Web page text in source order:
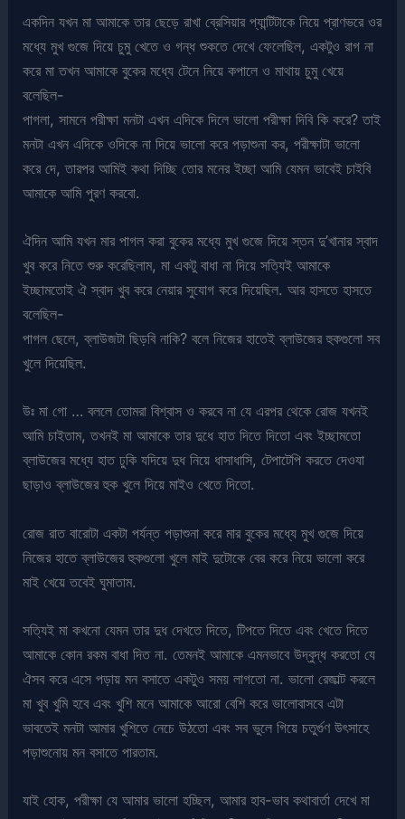
একদিন যখন মা আমাকে তার ছেড়ে রাখা ব্রেসিয়ার প্যান্টিটাকে নিয়ে প্রাণভরে ওর
মধ্যে মুখ গুজে দিয়ে চুমু খেতে ও গন্ধ শুকতে দেখে ফেলেছিল, একটুও রাগ না
করে মা তখন আমাকে বুকের মধ্যে টেনে নিয়ে কপালে ও মাথায় চুমু খেয়ে
বলেছিল-
পাগলা, সামনে পরীক্ষা মনটা এখন এদিকে দিলে ভালো পরীক্ষা দিবি কি করে? তাই
মনটা এখন এদিকে ওদিকে না দিয়ে ভালো করে পড়াশুনা কর, পরীক্ষাটা ভালো
করে দে, তারপর আমিই কথা দিচ্ছি তোর মনের ইচ্ছা আমি যেমন ভাবেই চাইবি
আমাকে আমি পুরণ করবো.
ঐদিন আমি যখন মার পাগল করা বুকের মধ্যে মুখ গুজে দিয়ে স্তন দু’খানার স্বাদ
খুব করে নিতে শুরু করেছিলাম, মা একটু বাধা না দিয়ে সত্যিই আমাকে
ইচ্ছামতোই ঐ স্বাদ খুব করে নেয়ার সুযোগ করে দিয়েছিল. আর হাসতে হাসতে
বলেছিল-
পাগল ছেলে, ব্লাউজটা ছিড়বি নাকি? বলে নিজের হাতেই ব্লাউজের হুকগুলো সব
খুলে দিয়েছিল.
উঃ মা গো … বললে তোমরা বিশ্বাস ও করবে না যে এরপর থেকে রোজ যখনই
আমি চাইতাম, তখনই মা আমাকে তার দুধে হাত দিতে দিতো এবং ইচ্ছামতো
ব্লাউজের মধ্যে হাত ঢুকি যদিয়ে দুধ নিয়ে ধাসাধাসি, টেপাটেপি করতে দেওযা
ছাড়াও ব্লাউজের হুক খুলে দিয়ে মাইও খেতে দিতো.
রোজ রাত বারোটা একটা পর্যন্ত পড়াশুনা করে মার বুকের মধ্যে মুখ গুজে দিয়ে
নিজের হাতে ব্লাউজের হুকগুলো খুলে মাই দুটোকে বের করে নিয়ে ভালো করে
মাই খেয়ে তবেই ঘুমাতাম.
সত্যিই মা কখনো যেমন তার দুধ দেখতে দিতে, টিপতে দিতে এবং খেতে দিতে
আমাকে কোন রকম বাধা দিত না. তেমনই আমাকে এমনভাবে উদ্বুদ্ধ করতো যে
ঐসব করে এসে পড়ায় মন বসাতে একটুও সময় লাগতো না. ভালো রেজাল্ট করলে
মা খুব খুমি হবে এবং খুশি মনে আমাকে আরো বেশি করে ভালোবাসবে এটা
ভাবতেই মনটা আমার খুশিতে নেচে উঠতো এবং সব ভুলে গিয়ে চতুর্গুণ উৎসাহে
পড়াশুনোয় মন বসাতে পারতাম.
যাই হোক, পরীক্ষা যে আমার ভালো হচ্ছিল, আমার হাব-ভাব কথাবার্তা দেখে মা